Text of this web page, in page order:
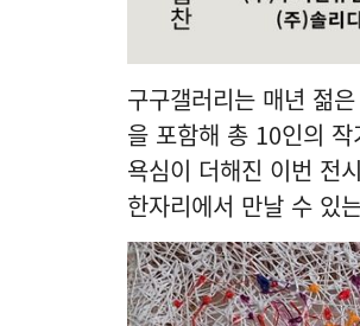
구구갤러리는 매년 젊
을 포함해 총 10인의 작
욕심이 더해진 이번 전
한자리에서 만날 수 있